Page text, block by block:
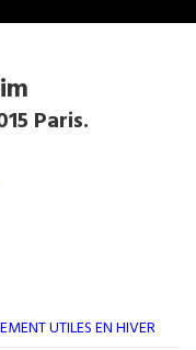
Paris.
UTILES EN HIVER